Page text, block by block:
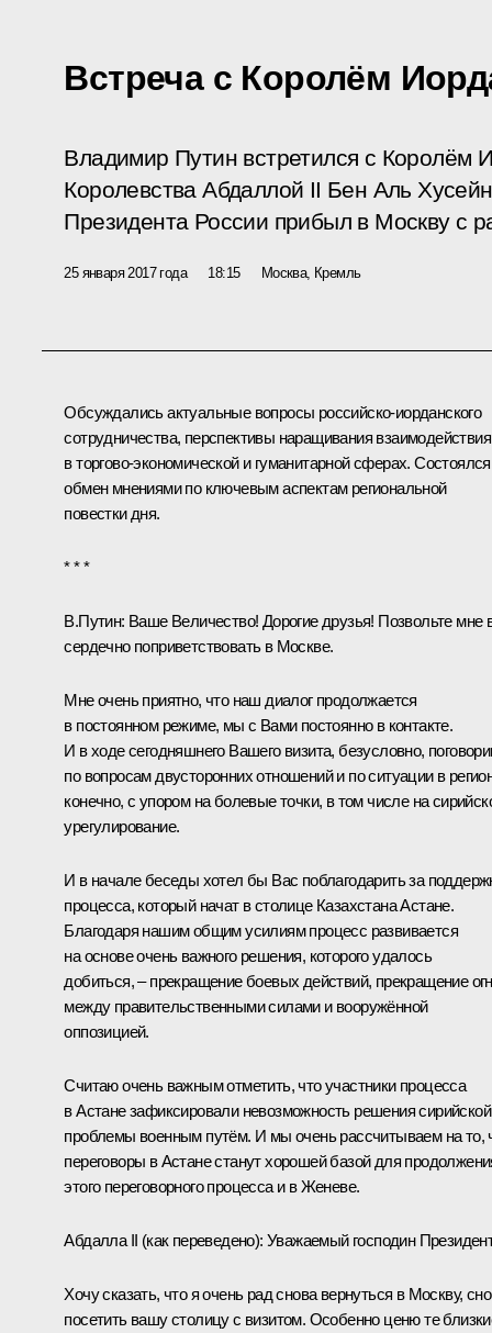
Встреча с Королём
Владимир Путин встретился с Королём
Королевства Абдаллой II Бен Аль
Президента России прибыл в Москву с
25 января 2017 года 18:15 Москва, Кремль
Обсуждались актуальные вопросы российско-иорданского
сотрудничества, перспективы наращивания взаимодействия
в торгово-экономической и гуманитарной сферах. Состоялся
обмен мнениями по ключевым аспектам региональной
повестки дня.
* * *
В.Путин: Ваше Величество! Дорогие друзья! Позвольте мне
сердечно поприветствовать в Москве.
Мне очень приятно, что наш диалог продолжается
в постоянном режиме, мы с Вами постоянно в контакте.
И в ходе сегодняшнего Вашего визита, безусловно,
по вопросам двусторонних отношений и по ситуации в
конечно, с упором на болевые точки, в том числе на
урегулирование.
И в начале беседы хотел бы Вас поблагодарить за
процесса, который начат в столице Казахстана Астане.
Благодаря нашим общим усилиям процесс развивается
на основе очень важного решения, которого удалось
добиться, – прекращение боевых действий, прекращение
между правительственными силами и вооружённой
оппозицией.
Считаю очень важным отметить, что участники процесса
в Астане зафиксировали невозможность решения сирийской
проблемы военным путём. И мы очень рассчитываем на то,
переговоры в Астане станут хорошей базой для
этого переговорного процесса и в Женеве.
АбдаллаII (как переведено): Уважаемый господин
Хочу сказать, что я очень рад снова вернуться в Москву,
посетить вашу столицу с визитом. Особенно ценю те